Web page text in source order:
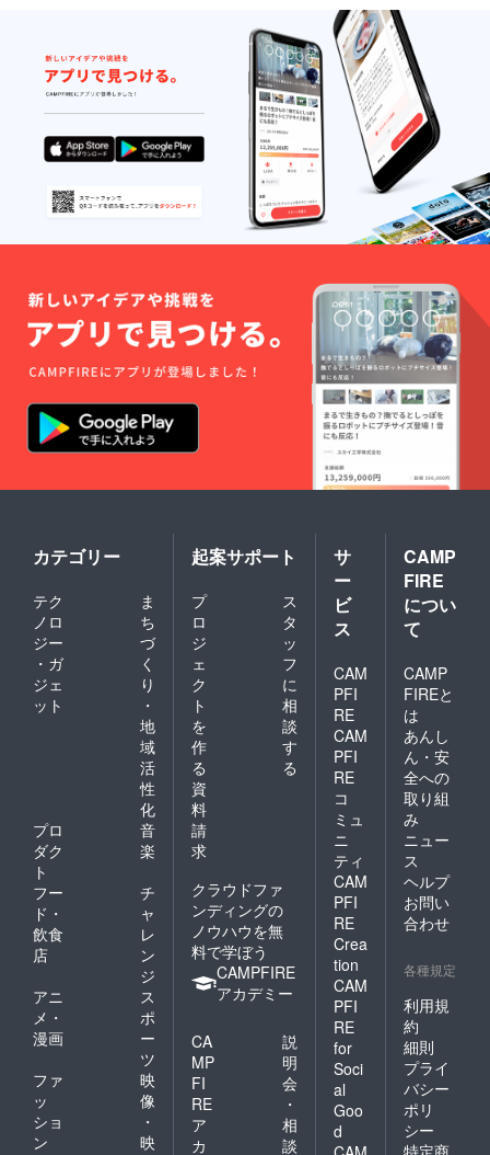
す。 ・
各部屋
に洗面
台・ト
イレ完
備。 ・
全3部屋
×2棟。
・食
堂・フ
ロン
ト・浴
室のあ
る管理
靴を履
いての
ご移動
となり
ます。
・各部
屋は施
錠式の
間仕切
りと
おり、1
扉を解
放し、
大広間
や小会
議室と
して使
用可能
☆宿泊
キャビ
ン棟室
内設備
等 ・入
室：
15:00（
チェッ
クイン
は13:30
可）
退室：
10:00
完備。
ド・布
団・
シーツ
類・（A
棟・B棟
のみ）
フェイ
スタオ
ルは備
カテゴリー
テク
ノロ
ジー
・ガ
ジェ
ット
ま
ち
づ
く
り
・
地
域
活
性
化
プロ
ダク
ト
音
楽
フー
ド・
飲食
店
チ
ャ
レ
ン
ジ
アニ
メ・
漫画
ス
ポ
ー
ツ
ファ
ッ
ショ
ン
映
像
・
映
起案サポート
プ
ロ
ジ
ェ
ク
ト
を
作
る
ス
タ
ッ
フ
に
相
談
す
る
資
料
請
求
クラウドファ
ンディングの
ノウハウを無
料で学ぼう
CAMPFIRE
アカデミー
CA
MP
FI
RE
ア
カ
説
明
会
・
相
談
サ
ー
ビ
ス
CAM
PFI
RE
CAM
PFI
RE
コ
ミュ
ニ
ティ
CAM
PFI
RE
Crea
tion
CAM
PFI
RE
for
Soci
al
Goo
d
CAMP
FIRE
につい
て
CAMP
FIREと
は
あんし
ん・安
全への
取り組
み
ニュー
ス
ヘルプ
お問い
合わせ
各種規定
利用規
約
細則
プライ
バシー
ポリ
シー
特定商